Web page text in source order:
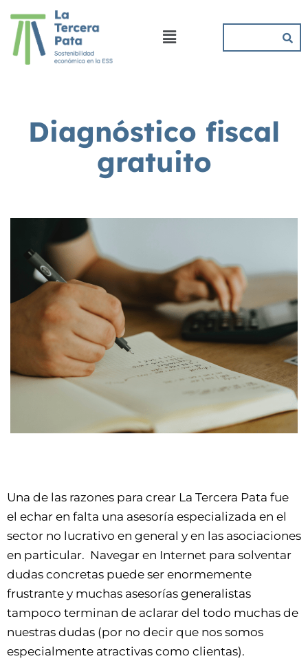
Diagnóstico fiscal
gratuito
Una de las razones para crear La Tercera Pata fue
el echar en falta una asesoría especializada en el
sector no lucrativo en general y en las asociaciones
en particular. Navegar en Internet para solventar
dudas concretas puede ser enormemente
frustrante y muchas asesorías generalistas
tampoco terminan de aclarar del todo muchas de
nuestras dudas (por no decir que nos somos
especialmente atractivas como clientas).